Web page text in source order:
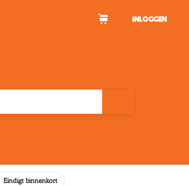
INLOGGEN
Eindigt binnenkort